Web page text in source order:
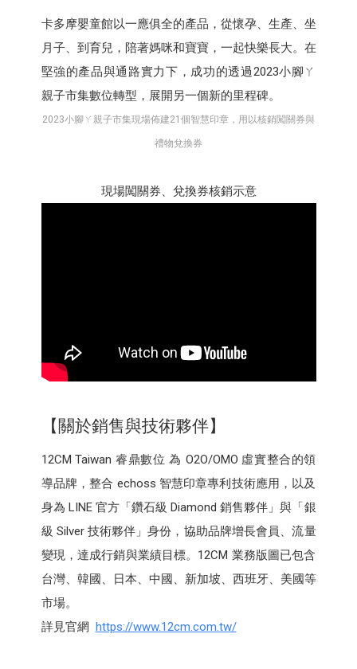
卡多摩嬰童館以一應俱全的產品，從懷孕、生產、坐
月子、到育兒，陪著媽咪和寶寶，一起快樂長大。在
堅強的產品與通路實力下，成功的透過2023小腳ㄚ
親子市集數位轉型，展開另一個新的里程碑。
2023小腳ㄚ親子市集現場佈建21個智慧印章，用以核銷闖關券與
禮物兌換券
現場闖關券、兌換券核銷示意
【關於銷售與技術夥伴】
12CM Taiwan 睿鼎數位 為 O2O/OMO 虛實整合的領
導品牌，整合 echoss 智慧印章專利技術應用，以及
身為 LINE 官方「鑽石級 Diamond 銷售夥伴」與「銀
級 Silver 技術夥伴」身份，協助品牌增長會員、流量
變現，達成行銷與業績目標。12CM 業務版圖已包含
台灣、韓國、日本、中國、新加坡、西班牙、美國等
市場。
詳見官網 https://www.12cm.com.tw/